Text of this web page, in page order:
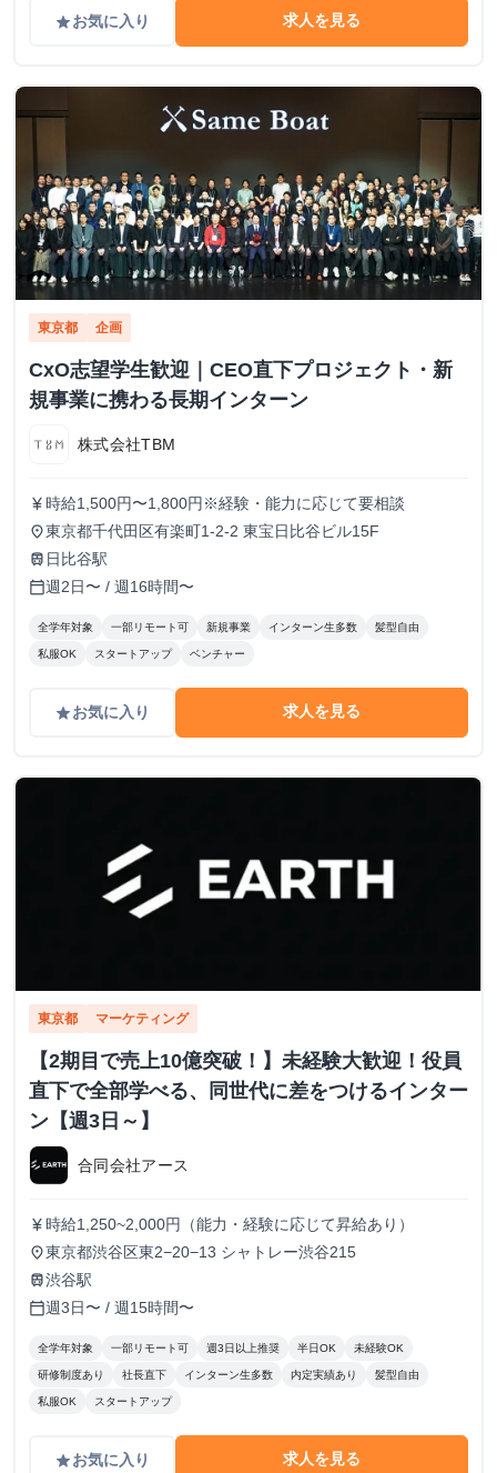
gradeお気に入り 求人を見る
東京都 企画
CxO志望学生歓迎｜CEO直下プロジェクト・新
規事業に携わる長期インターン
株式会社TBM
currency_yen 時給1,500円〜1,800円※経験・能力に応じて要相談
place東京都千代田区有楽町1-2-2 東宝日比谷ビル15F
train 日比谷駅
calendar_today週2日〜 / 週16時間〜
全学年対象 一部リモート可 新規事業 インターン生多数 髪型自由
私服OK スタートアップ ベンチャー
gradeお気に入り 求人を見る
東京都 マーケティング
【2期目で売上10億突破！】未経験大歓迎！役員
直下で全部学べる、同世代に差をつけるインター
ン【週3日～】
合同会社アース
currency_yen 時給1,250~2,000円（能力・経験に応じて昇給あり）
place東京都渋谷区東2−20−13 シャトレー渋谷215
train渋谷駅
calendar_today週3日〜 / 週15時間〜
全学年対象 一部リモート可 週3日以上推奨 半日OK 未経験OK
研修制度あり 社長直下 インターン生多数 内定実績あり 髪型自由
私服OK スタートアップ
gradeお気に入り 求人を見る